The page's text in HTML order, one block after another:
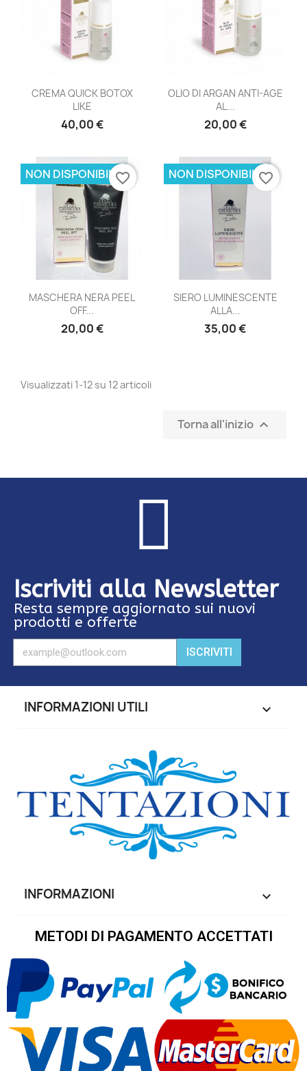
CREMA QUICK BOTOX
LIKE
40,00 €
OLIO DI ARGAN ANTI-AGE
AL...
20,00 €
MASCHERA NERA PEEL
OFF...
20,00 €
NON DISPONIBILEfavorite_border
SIERO LUMINESCENTE
ALLA...
35,00 €
NON DISPONIBILEfavorite_border
Visualizzati 1-12 su 12 articoli
Torna all'inizio 
Iscriviti alla Newsletter
Resta sempre aggiornato sui nuovi
prodotti e offerte
ISCRIVITI
INFORMAZIONI UTILI 
INFORMAZIONI 
METODI DI PAGAMENTO ACCETTATI